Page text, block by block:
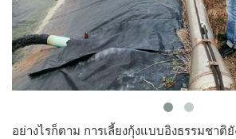
อย่างไรก็ตาม การเลี้ยงกุ้งแบบอิงธรรมชา